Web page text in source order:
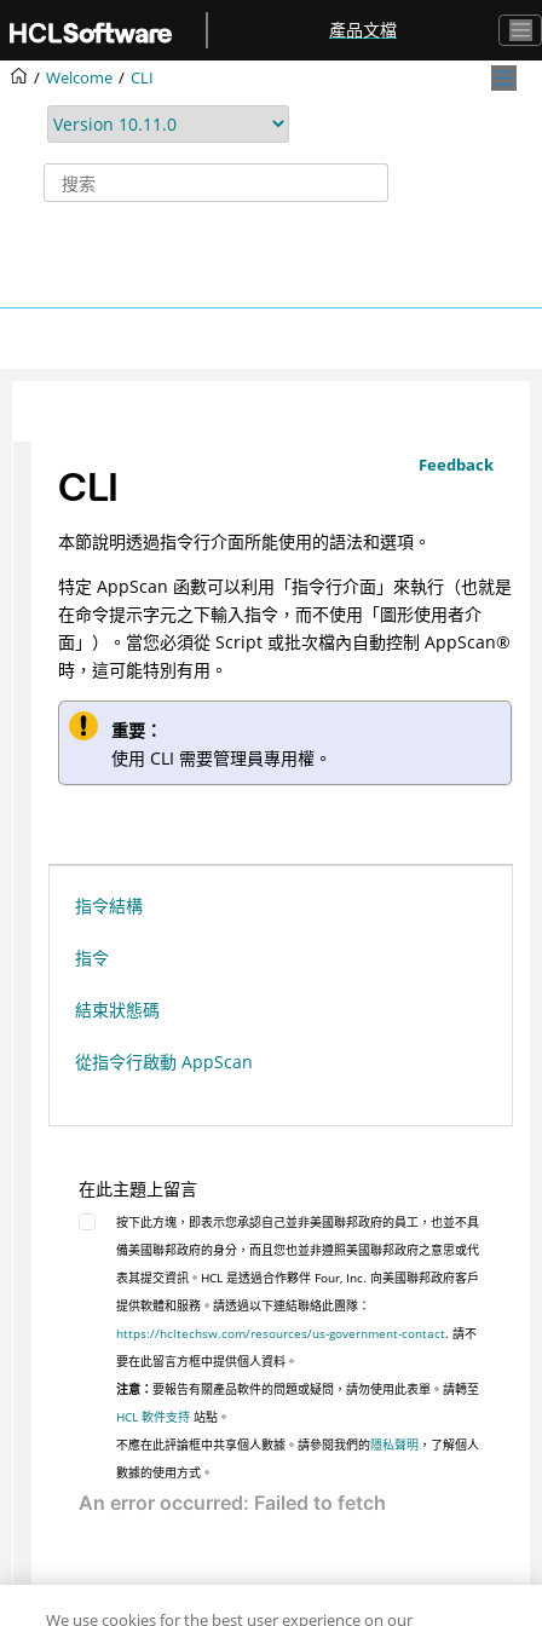
產品文檔
Welcome CLI
Feedback
CLI
本節說明透過指令行介面所能使用的語法和選項。
特定 AppScan 函數可以利用「指令行介面」來執行（也就是
在命令提示字元之下輸入指令，而不使用「圖形使用者介
面」）。當您必須從 Script 或批次檔內自動控制 AppScan®
時，這可能特別有用。
重要：
使用 CLI 需要管理員專用權。
指令結構
指令
結束狀態碼
從指令行啟動 AppScan
在此主題上留言
按下此方塊，即表示您承認自己並非美國聯邦政府的員工，也並不具
備美國聯邦政府的身分，而且您也並非遵照美國聯邦政府之意思或代
表其提交資訊。HCL 是透過合作夥伴 Four, Inc. 向美國聯邦政府客戶
提供軟體和服務。請透過以下連結聯絡此團隊：
https://hcltechsw.com/resources/us-government-contact. 請不
要在此留言方框中提供個人資料。
注意： 要報告有關產品軟件的問題或疑問，請勿使用此表單。請轉至
HCL 軟件支持站點。
不應在此評論框中共享個人數據。請參閱我們的隱私聲明 ，了解個人
數據的使用方式。
We use cookies for the best user experience on our